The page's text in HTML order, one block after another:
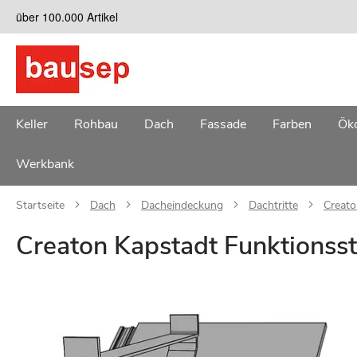
Zum
Inhalt
springen
über 100.000 Artikel
Keller Rohbau Dach Fassade Farben
Werkbank
Startseite Dach Dacheindeckung Dachtritte
Creaton Kapstadt